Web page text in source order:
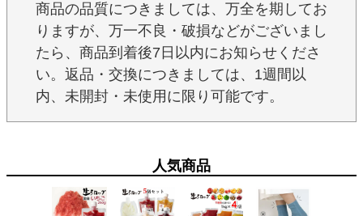
商品の品質につきましては、万全を期してお
りますが、万一不良・破損などがございまし
たら、商品到着後7日以内にお知らせくださ
い。返品・交換につきましては、1週間以
内、未開封・未使用に限り可能です。
人気商品